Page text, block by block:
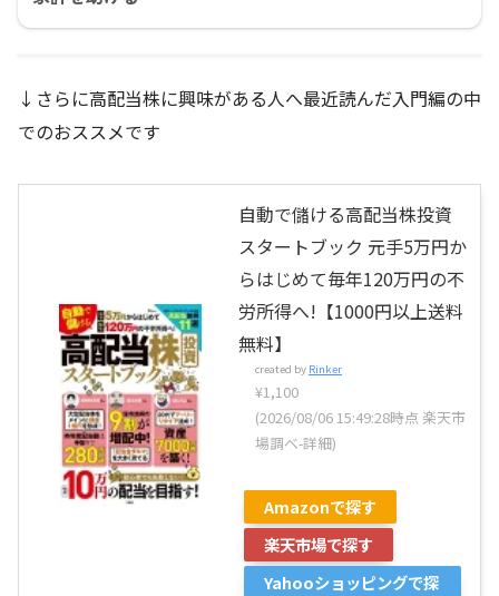
↓さらに高配当株に興味がある人へ最近読んだ入門編の中
でのおススメです
自動で儲ける高配当株投資
スタートブック 元手5万円か
らはじめて毎年120万円の不
労所得へ!【1000円以上送料
無料】
created by Rinker
¥1,100
(2026/08/06 15:49:28時点 楽天市
場調べ-詳細)
Amazonで探す
楽天市場で探す
Yahooショッピングで探